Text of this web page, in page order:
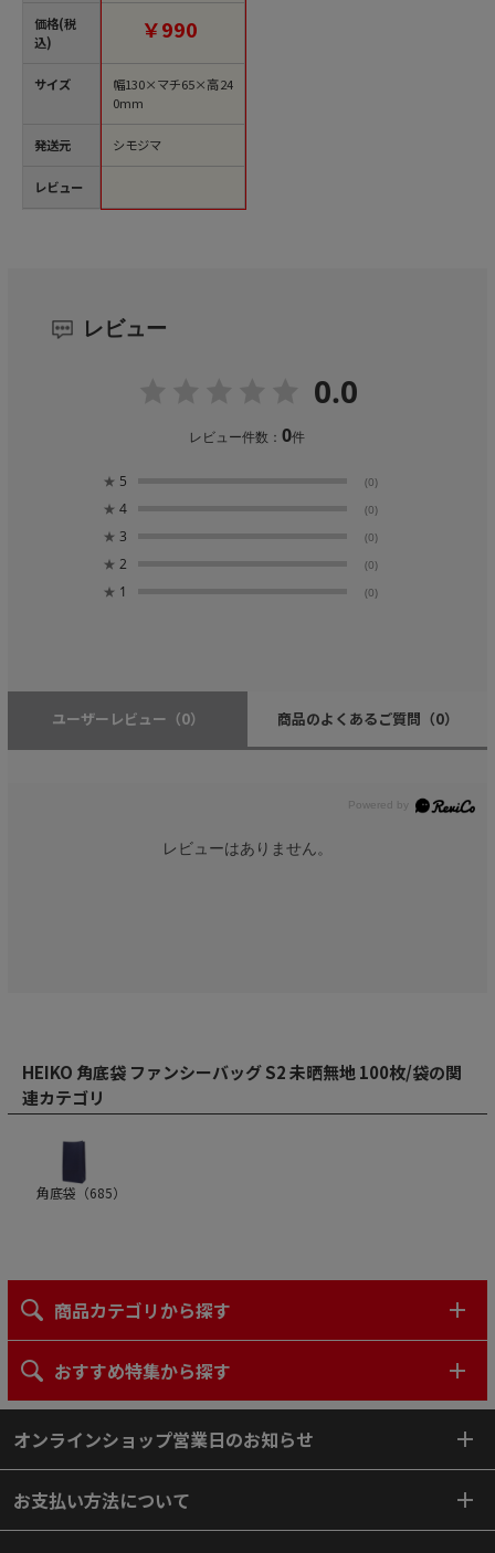
価格(税
込)
サイズ
発送元
レビュー
￥990
幅130×マチ65×高24
0mm
シモジマ
レビュー
0.0
レビュー件数：0件
★ 5 (0)
★ 4 (0)
★ 3 (0)
★ 2 (0)
★ 1 (0)
ユーザーレビュー （0） 商品のよくあるご質問 （0）
レビューはありません。
HEIKO 角底袋 ファンシーバッグ S2 未晒無地 100枚/袋の関
連カテゴリ
角底袋（685）
商品カテゴリから探す
おすすめ特集から探す
オンラインショップ営業日のお知らせ
お支払い方法について